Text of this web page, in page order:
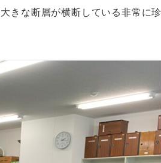
きな断層が横断している非常に珍